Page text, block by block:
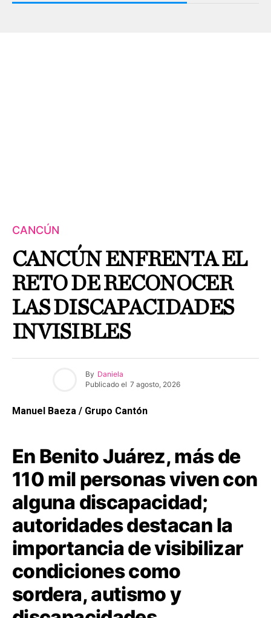
CANCÚN
CANCÚN ENFRENTA EL
RETO DE RECONOCER
LAS DISCAPACIDADES
INVISIBLES
By Daniela
Publicado el 7 agosto, 2026
Manuel Baeza / Grupo Cantón
En Benito Juárez, más de
110 mil personas viven con
alguna discapacidad;
autoridades destacan la
importancia de visibilizar
condiciones como
sordera, autismo y